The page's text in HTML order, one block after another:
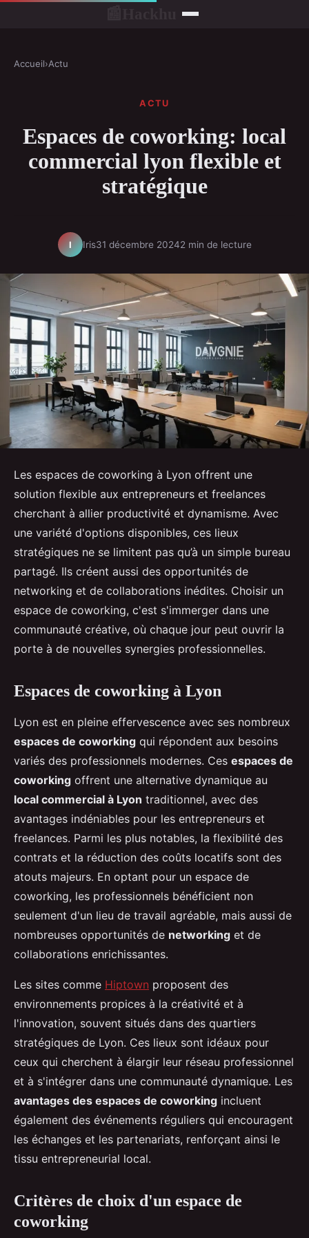
Accueil›Actu
ACTU
Espaces de coworking: local
commercial lyon flexible et
stratégique
I Iris31 décembre 20242 min de lecture
Les espaces de coworking à Lyon offrent une
solution flexible aux entrepreneurs et freelances
cherchant à allier productivité et dynamisme. Avec
une variété d'options disponibles, ces lieux
stratégiques ne se limitent pas qu’à un simple bureau
partagé. Ils créent aussi des opportunités de
networking et de collaborations inédites. Choisir un
espace de coworking, c'est s'immerger dans une
communauté créative, où chaque jour peut ouvrir la
porte à de nouvelles synergies professionnelles.
Espaces de coworking à Lyon
Lyon est en pleine effervescence avec ses nombreux
espaces de coworking qui répondent aux besoins
variés des professionnels modernes. Ces espaces de
coworking offrent une alternative dynamique au
local commercial à Lyon traditionnel, avec des
avantages indéniables pour les entrepreneurs et
freelances. Parmi les plus notables, la flexibilité des
contrats et la réduction des coûts locatifs sont des
atouts majeurs. En optant pour un espace de
coworking, les professionnels bénéficient non
seulement d'un lieu de travail agréable, mais aussi de
nombreuses opportunités de networking et de
collaborations enrichissantes.
Les sites comme Hiptown proposent des
environnements propices à la créativité et à
l'innovation, souvent situés dans des quartiers
stratégiques de Lyon. Ces lieux sont idéaux pour
ceux qui cherchent à élargir leur réseau professionnel
et à s'intégrer dans une communauté dynamique. Les
avantages des espaces de coworking incluent
également des événements réguliers qui encouragent
les échanges et les partenariats, renforçant ainsi le
tissu entrepreneurial local.
Critères de choix d'un espace de
coworking